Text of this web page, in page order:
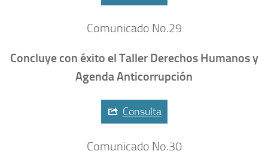
Comunicado No.29
Concluye con éxito el Taller Derechos Humanos y
Agenda Anticorrupción
Consulta
Comunicado No.30